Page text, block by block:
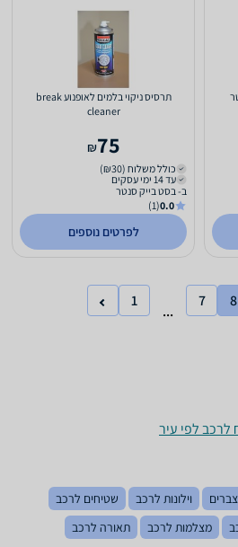
תרסיס ניקוי בלמים לאופנוע break
cleaner
75
₪
כולל משלוח (₪30)
עד 14 ימי עסקים
ב- בסט בייק סנטר
0.0
(1)
לפרטים נוספים
1
...
7 8
לרכב לפי עיר
וילונות לרכב
שטיחים לרכב
מצלמות לרכב
תאורה לרכב